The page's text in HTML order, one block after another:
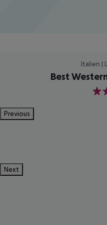
Italien |
Best
4
Previous
Next